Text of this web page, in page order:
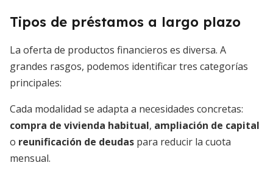
Tipos de préstamos a largo plazo
La oferta de productos financieros es diversa. A
grandes rasgos, podemos identificar tres categorías
principales:
Cada modalidad se adapta a necesidades concretas:
compra de vivienda habitual, ampliación de capital
o reunificación de deudas para reducir la cuota
mensual.